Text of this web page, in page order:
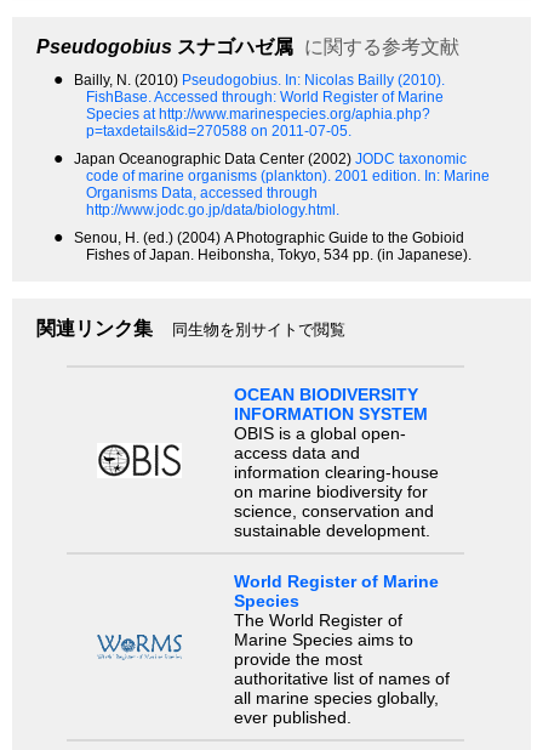
Pseudogobius スナゴハゼ属 に関する参考文献
● Bailly, N. (2010) Pseudogobius. In: Nicolas Bailly (2010).
FishBase. Accessed through: World Register of Marine
Species at http://www.marinespecies.org/aphia.php?
p=taxdetails&id=270588 on 2011-07-05.
● Japan Oceanographic Data Center (2002) JODC taxonomic
code of marine organisms (plankton). 2001 edition. In: Marine
Organisms Data, accessed through
http://www.jodc.go.jp/data/biology.html.
●
Senou, H. (ed.) (2004) A Photographic Guide to the Gobioid
Fishes of Japan. Heibonsha, Tokyo, 534 pp. (in Japanese).
関連リンク集 同生物を別サイトで閲覧
OCEAN BIODIVERSITY
INFORMATION SYSTEM
OBIS is a global open-
access data and
information clearing-house
on marine biodiversity for
science, conservation and
sustainable development.
World Register of Marine
Species
The World Register of
Marine Species aims to
provide the most
authoritative list of names of
all marine species globally,
ever published.